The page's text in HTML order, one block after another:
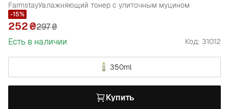
FarmstayУвлажняющий тонер с улиточным муцином
-15%
252 297₴
Есть в наличии
Код: 31012
350ml
Купить